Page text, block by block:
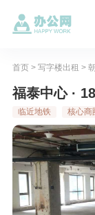
首页> 写字楼出租 >
福泰中心 ·
临近地铁 核心商